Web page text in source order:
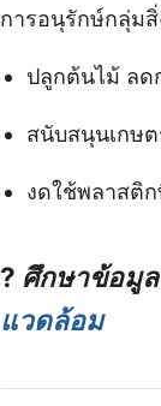
การอนุรักษ์กลุ่ม
ปลูกต้นไม้ ลด
สนับสนุนเกษ
งดใช้พลาสติก
? ศึกษาข้อมูล
แวดล้อม